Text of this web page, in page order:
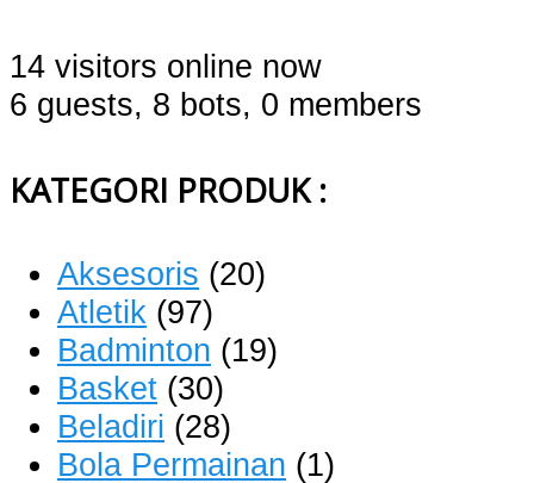
14 visitors online now
6 guests, 8 bots, 0 members
KATEGORI PRODUK :
Aksesoris (20)
Atletik (97)
Badminton (19)
Basket (30)
Beladiri (28)
Bola Permainan (1)